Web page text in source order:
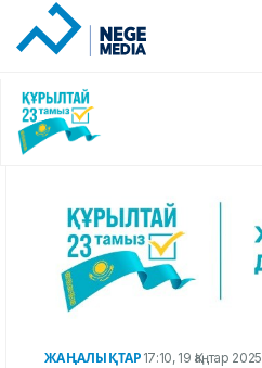
ЖАҢАЛЫҚТАР 17:10, 19 Қаңтар 2025